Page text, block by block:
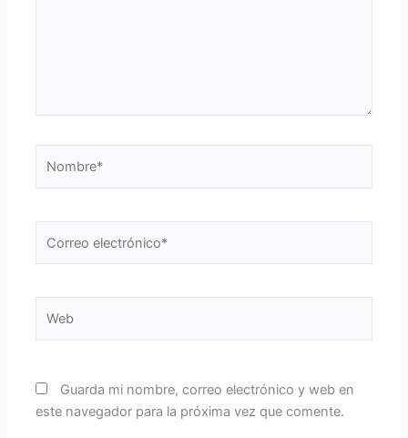
electrónico*
Guarda mi nombre, correo electrónico y web en
este navegador para la próxima vez que comente.